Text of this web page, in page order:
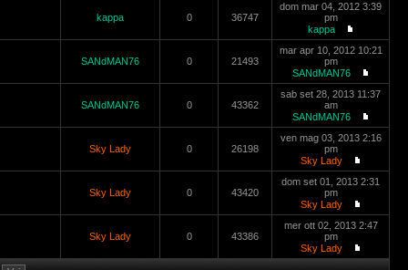
kappa 0 36747
dom mar 04, 2012 3:39
pm
kappa
SANdMAN76 0 21493
mar apr 10, 2012 10:21
pm
SANdMAN76
SANdMAN76 0 43362
sab set 28, 2013 11:37
am
SANdMAN76
Sky Lady 0 26198
ven mag 03, 2013 2:16
pm
Sky Lady
Sky Lady 0 43420
dom set 01, 2013 2:31
pm
Sky Lady
Sky Lady 0 43386
mer ott 02, 2013 2:47
pm
Sky Lady